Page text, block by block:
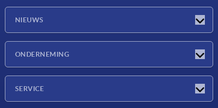
NIEUWS
ONDERNEMING
SERVICE